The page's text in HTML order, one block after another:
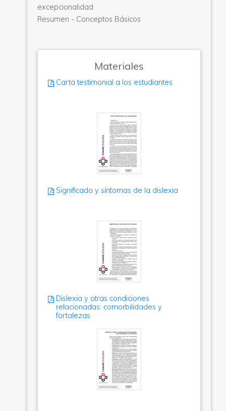
excepcionalidad
Resumen - Conceptos Básicos
Materiales
Carta testimonial a los estudiantes
Significado y síntomas de la dislexia
Dislexia y otras condiciones
relacionadas: comorbilidades y
fortalezas